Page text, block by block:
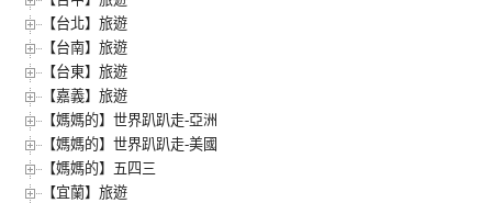
【台北】旅遊
【台南】旅遊
【台東】旅遊
【嘉義】旅遊
【媽媽的】世界趴趴走-亞洲
【媽媽的】世界趴趴走-美國
【媽媽的】五四三
【宜蘭】旅遊